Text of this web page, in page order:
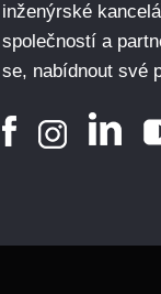
inženýrské
společností a
se, nabídnout své